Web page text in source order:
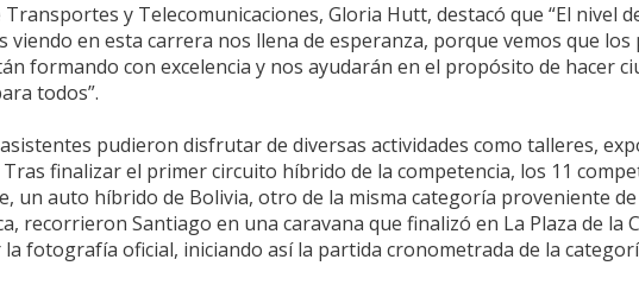
y Telecomunicaciones, Gloria Hutt, destacó que “El nivel
viendo en esta carrera nos llena de esperanza, porque vemos que
formando con excelencia y nos ayudarán en el propósito de hacer
todos”.
pudieron disfrutar de diversas actividades como talleres,
finalizar el primer circuito híbrido de la competencia, los 11
un auto híbrido de Bolivia, otro de la misma categoría proveniente
recorrieron Santiago en una caravana que finalizó en La Plaza de la
fotografía oficial, iniciando así la partida cronometrada de la